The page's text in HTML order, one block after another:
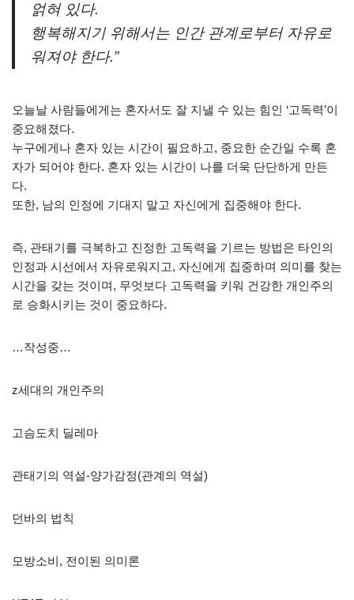
얽혀 있다.
행복해지기 위해서는 인간 관계로부터 자유로
워져야 한다.”
오늘날 사람들에게는 혼자서도 잘 지낼 수 있는 힘인 ‘고독력’이
중요해졌다.
누구에게나 혼자 있는 시간이 필요하고, 중요한 순간일 수록 혼
자가 되어야 한다. 혼자 있는 시간이 나를 더욱 단단하게 만든
다.
또한, 남의 인정에 기대지 말고 자신에게 집중해야 한다.
즉, 관태기를 극복하고 진정한 고독력을 기르는 방법은 타인의
인정과 시선에서 자유로워지고, 자신에게 집중하며 의미를 찾는
시간을 갖는 것이며, 무엇보다 고독력을 키워 건강한 개인주의
로 승화시키는 것이 중요하다.
…작성중…
z세대의 개인주의
고슴도치 딜레마
관태기의 역설-양가감정(관계의 역설)
던바의 법칙
모방소비, 전이된 의미론